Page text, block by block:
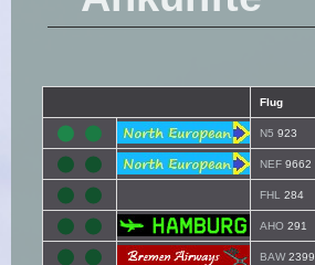
Flug
N5 923
NEF 9662
FHL 284
AHO 291
BAW2399